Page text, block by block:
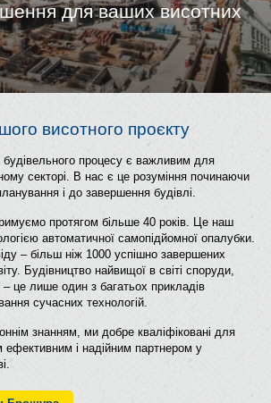
для ваших висотних
висотного проєкту
будівельного процесу є важливим для
секторі. В нас є це розуміння починаючи
і до завершення будівлі.
протягом більше 40 років. Це наш
автоматичної самопідйомної опалубки.
– більш ніж 1000 успішно завершених
Будівництво найвищої в світі споруди,
це лише один з багатьох прикладів
сучасних технологій.
знанням, ми добре кваліфіковані для
і надійним партнером у